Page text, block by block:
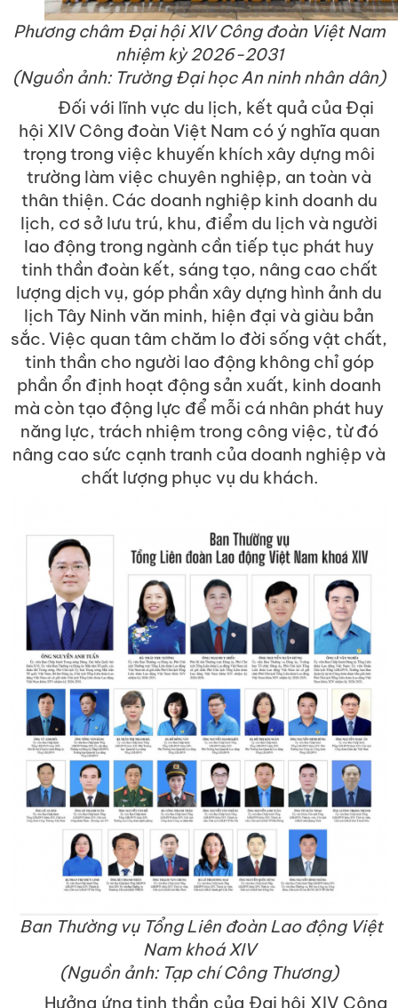
Phương châm Đại hội XIV Công đoàn Việt Nam
nhiệm kỳ 2026-2031
(Nguồn ảnh: Trường Đại học An ninh nhân dân)
Đối với lĩnh vực du lịch, kết quả của Đại
hội XIV Công đoàn Việt Nam có ý nghĩa quan
trọng trong việc khuyến khích xây dựng môi
trường làm việc chuyên nghiệp, an toàn và
thân thiện. Các doanh nghiệp kinh doanh du
lịch, cơ sở lưu trú, khu, điểm du lịch và người
lao động trong ngành cần tiếp tục phát huy
tinh thần đoàn kết, sáng tạo, nâng cao chất
lượng dịch vụ, góp phần xây dựng hình ảnh du
lịch Tây Ninh văn minh, hiện đại và giàu bản
sắc. Việc quan tâm chăm lo đời sống vật chất,
tinh thần cho người lao động không chỉ góp
phần ổn định hoạt động sản xuất, kinh doanh
mà còn tạo động lực để mỗi cá nhân phát huy
năng lực, trách nhiệm trong công việc, từ đó
nâng cao sức cạnh tranh của doanh nghiệp và
chất lượng phục vụ du khách.
Ban Thường vụ Tổng Liên đoàn Lao động Việt
Nam khoá XIV
(Nguồn ảnh: Tạp chí Công Thương)
Hưởng ứng tinh thần của Đại hội XIV Công